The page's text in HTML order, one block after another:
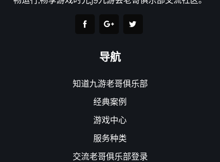
导航
知道九游老哥俱乐部
经典案例
游戏中心
服务种类
交流老哥俱乐部登录